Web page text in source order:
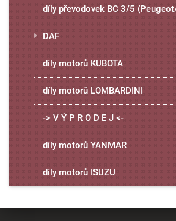
díly převodovek BC 3/5
DAF
díly motorů KUBOTA
díly motorů LOMBARDINI
-> V Ý P R O D E J <-
díly motorů YANMAR
díly motorů ISUZU